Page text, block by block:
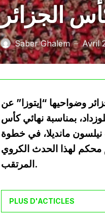
الجزائر
Saber Ghalem — Avril
وضواحيها “إيتوزا” عن
بمناسبة نهائي كأس
نيلسون مانديلا، في خطوة
محكم لهذا الحدث الكروي
المرتقب.
PLUS D'ACTICLES